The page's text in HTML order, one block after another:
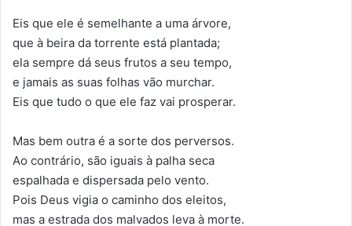
Eis que ele é semelhante a uma árvore,
que à beira da torrente está plantada;
ela sempre dá seus frutos a seu tempo,
e jamais as suas folhas vão murchar.
Eis que tudo o que ele faz vai prosperar.
Mas bem outra é a sorte dos perversos.
Ao contrário, são iguais à palha seca
espalhada e dispersada pelo vento.
Pois Deus vigia o caminho dos eleitos,
mas a estrada dos malvados leva à morte.